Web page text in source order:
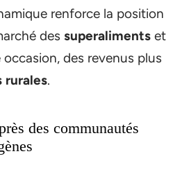
renforce la position
des superaliments et
occasion, des revenus plus
rurales.
des communautés